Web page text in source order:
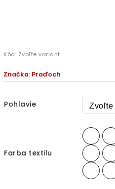
Kód: Zvoľte variant
Značka: Praďoch
Pohlavie
Farba textilu